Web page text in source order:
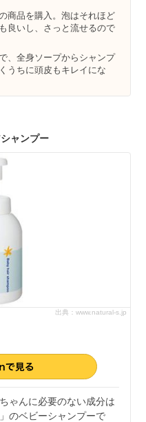
商品を購入。泡はそれほど
良いし、さっと流せるので
、全身ソープからシャンプ
うちに頭皮もキレイにな
ャンプー
出典：www.natural-s.jp
ゃんに必要のない成分は
のベビーシャンプーで